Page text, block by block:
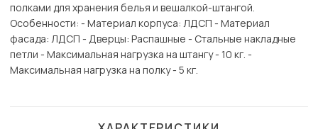
полками для хранения белья и вешалкой-штангой.
Особенности: - Материал корпуса: ЛДСП - Материал
фасада: ЛДСП - Дверцы: Распашные - Стальные накладные
петли - Максимальная нагрузка на штангу - 10 кг. -
Максимальная нагрузка на полку - 5 кг.